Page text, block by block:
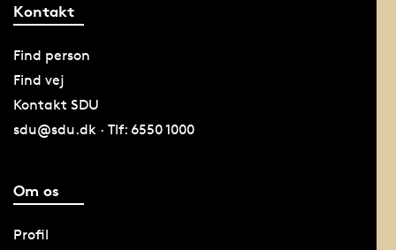
Kontakt
Find person
Find vej
Kontakt SDU
sdu@sdu.dk · Tlf: 6550 1000
Om os
Profil